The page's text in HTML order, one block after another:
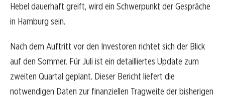
Hebel dauerhaft greift, wird ein Schwerpunkt der Gespräche
in Hamburg sein.
Nach dem Auftritt vor den Investoren richtet sich der Blick
auf den Sommer. Für Juli ist ein detailliertes Update zum
zweiten Quartal geplant. Dieser Bericht liefert die
notwendigen Daten zur finanziellen Tragweite der bisherigen